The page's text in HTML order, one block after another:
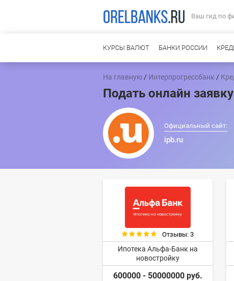
Ваш гид по
КУРСЫ ВАЛЮТ БАНКИ РОССИИ
На главную / Интерпрогрессбанк /
Подать онлайн
Официальный сайт:
ipb.ru
Отзывы: 3
Ипотека Альфа-Банк на
новостройку
600000 - 50000000 руб.